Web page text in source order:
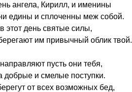
ангела, Кирилл, и именины
едины и сплоченны меж собой.
этот день святые силы,
им привычный облик твой.
пусть они тебя,
добрые и смелые поступки.
от всех возможных бед,